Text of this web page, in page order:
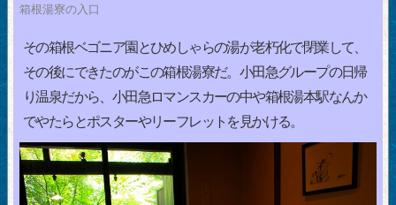
箱根湯寮の入口
その箱根ベゴニア園とひめしゃらの湯が老朽化で閉業して、
その後にできたのがこの箱根湯寮だ。小田急グループの日帰
り温泉だから、小田急ロマンスカーの中や箱根湯本駅なんか
でやたらとポスターやリーフレットを見かける。